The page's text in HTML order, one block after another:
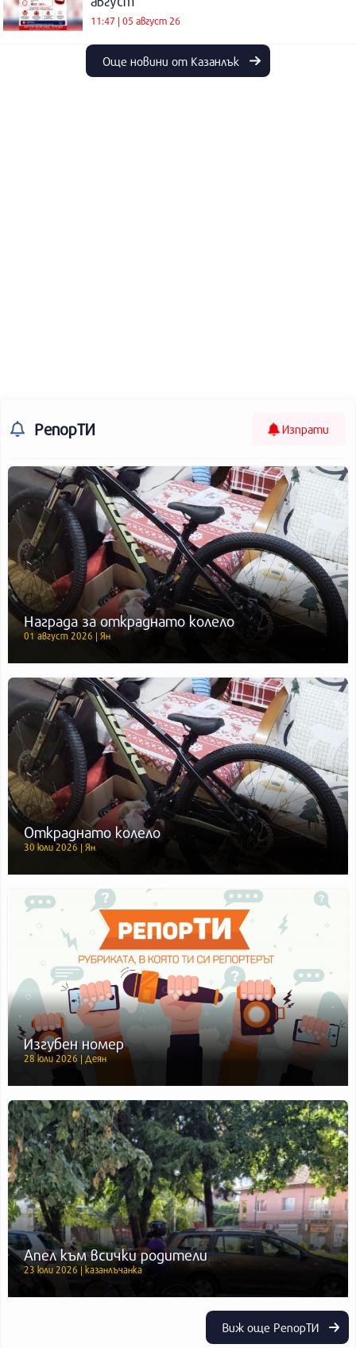
11:47 | 05 август 26
Още новини от Казанлък
РепорТИ Изпрати
Награда за откраднато колело
01 август 2026 | Ян
Откраднато колело
30 юли 2026 | Ян
Изгубен номер
28 юли 2026 | Деян
Апел към всички родители
23 юли 2026 | казанлъчанка
Виж още РепорТИ